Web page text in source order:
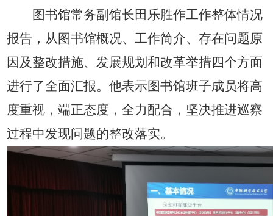
图书馆常务副馆长田乐胜作工作整体情况
报告，从图书馆概况、工作简介、存在问题原
因及整改措施、发展规划和改革举措四个方面
进行了全面汇报。他表示图书馆班子成员将高
度重视，端正态度，全力配合，坚决推进巡察
过程中发现问题的整改落实。